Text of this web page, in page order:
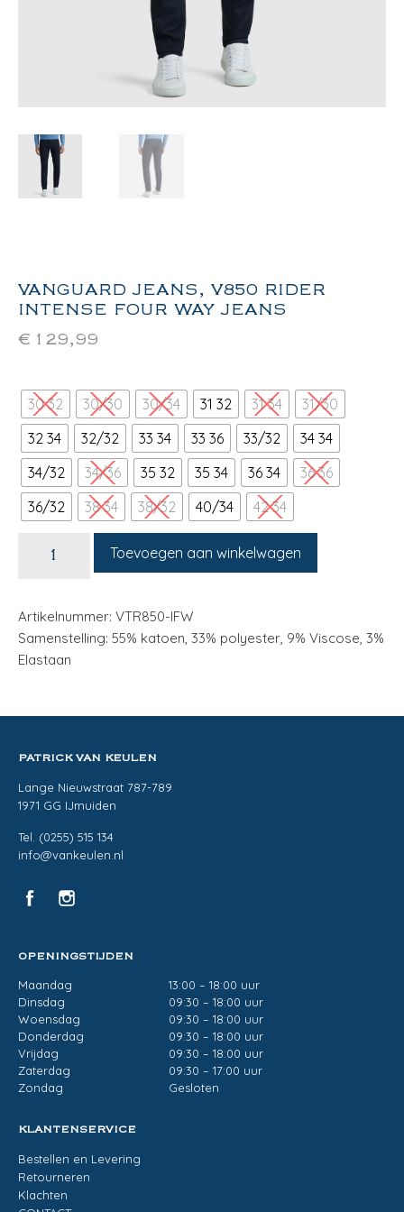
VANGUARD JEANS, V850 RIDER
INTENSE FOUR WAY JEANS
€ 129,99
30 32 30/30 30/34 31 32 31 34
31/30
32 34
32/32 33 34 33 36 33/32
34 34
34/32
34/36 35 32 35 34 36 34
36 36
36/32
38 34 38/32 40/34 42 34
Toevoegen aan winkelwagen
Artikelnummer: VTR850-IFW
Samenstelling: 55% katoen, 33% polyester, 9% Viscose, 3%
Elastaan
PATRICK VAN KEULEN
Lange Nieuwstraat 787-789
1971 GG IJmuiden
Tel. (0255) 515 134
info@vankeulen.nl
OPENINGSTIJDEN
Maandag
13:00 – 18:00 uur
Dinsdag
09:30 – 18:00 uur
Woensdag
09:30 – 18:00 uur
Donderdag
09:30 – 18:00 uur
Vrijdag
09:30 – 18:00 uur
Zaterdag
09:30 – 17:00 uur
Zondag
Gesloten
KLANTENSERVICE
Bestellen en Levering
Retourneren
Klachten